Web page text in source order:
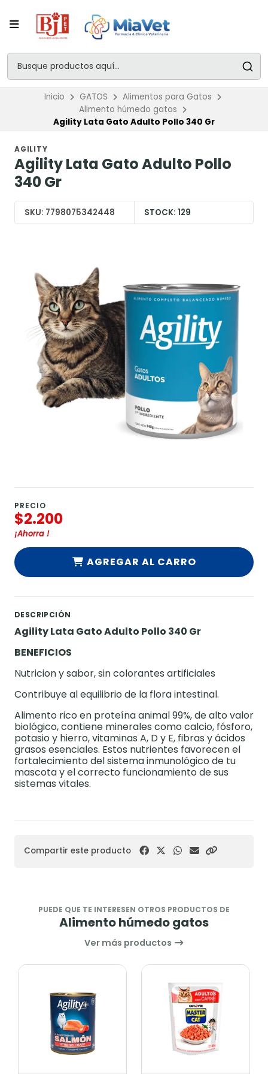
Inicio GATOS
Alimentos para Gatos
Alimento húmedo gatos
Agility Lata Gato Adulto Pollo 340 Gr
AGILITY
Agility Lata Gato Adulto Pollo
340 Gr
SKU: 7798075342448 STOCK: 129
PRECIO
$2.200
¡Ahorra !
AGREGAR AL CARRO
DESCRIPCIÓN
Agility Lata Gato Adulto Pollo 340 Gr
BENEFICIOS
Nutricion y sabor, sin colorantes artificiales
Contribuye al equilibrio de la flora intestinal.
Alimento rico en proteína animal 99%, de alto valor
biológico, contiene minerales como calcio, fósforo,
potasio y hierro, vitaminas A, D y E, fibras y ácidos
grasos esenciales. Estos nutrientes favorecen el
fortalecimiento del sistema inmunológico de tu
mascota y el correcto funcionamiento de sus
sistemas vitales.
Compartir este producto
PUEDE QUE TE INTERESEN OTROS PRODUCTOS DE
Alimento húmedo gatos
Ver más productos